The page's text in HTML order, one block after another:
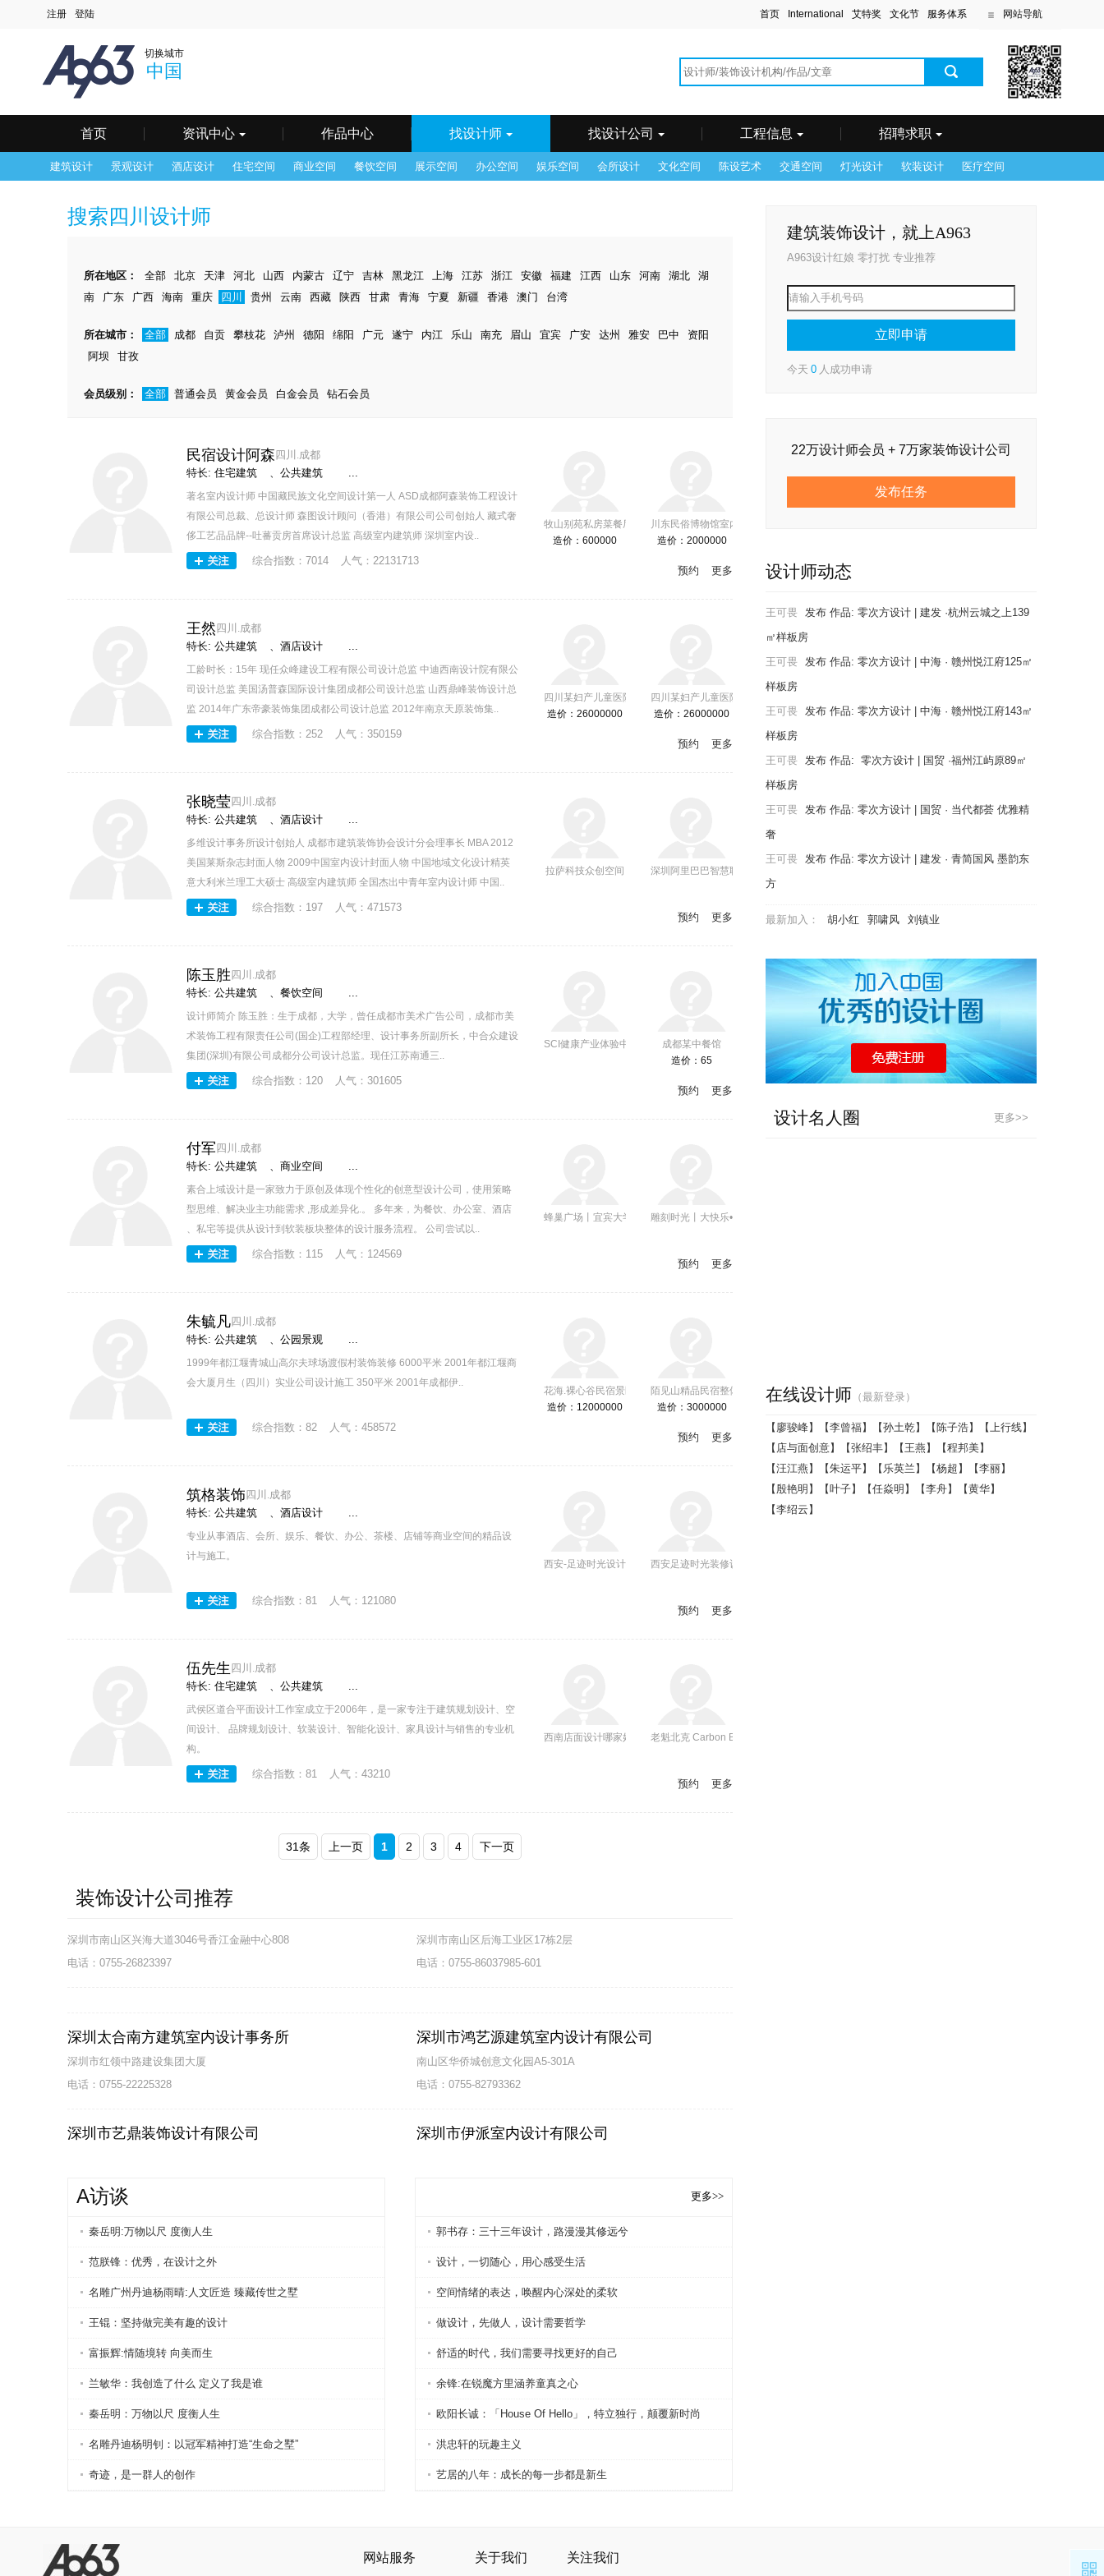
首页 International 艾特奖 文化节 服务体系 网站导航
切换城市
哈尔滨
南昌
银川
郑州 重庆
中国
首页 资讯中心 作品中心 找设计师 找设计公司 工程信息 招聘求职
建筑设计 景观设计 酒店设计 住宅空间 商业空间 餐饮空间 展示空间 办公空间 娱乐空间 会所设计 文化空间 陈设艺术 交通空间 灯光设计 软装设计 医疗空间
搜索四川设计师
所在地区： 全部 北京 天津 河北 山西 内蒙古 辽宁 吉林 黑龙江 上海 江苏 浙江 安徽 福建 江西 山东 河南 湖北
湖
南
广东 广西 海南 重庆 四川 贵州 云南 西藏 陕西 甘肃 青海 宁夏 新疆 香港 澳门 台湾
所在城市： 全部 成都 自贡 攀枝花 泸州 德阳 绵阳 广元 遂宁 内江 乐山 南充 眉山 宜宾 广安 达州 雅安 巴中
资阳
阿坝
甘孜
会员级别： 全部 普通会员 黄金会员 白金会员 钻石会员
四川.成都
民宿设计阿森
特长: 住宅建筑 、 公共建筑 ...
著名室内设计师 中国藏民族文化空间设计第一人 ASD成都阿森装饰工程设计
有限公司总裁、总设计师 森图设计顾问（香港）有限公司公司创始人 藏式奢
侈工艺品品牌--吐蕃贡房首席设计总监 高级室内建筑师 深圳室内设..
综合指数： 7014 人气： 22131713
牧山别苑私房菜餐厅
造价：600000
川东民俗博物馆室内展陈设计
造价：2000000
预约 更多
四川.成都
王然
特长: 公共建筑 、 酒店设计 ...
工龄时长：15年 现任众峰建设工程有限公司设计总监 中迪西南设计院有限公
司设计总监 美国汤普森国际设计集团成都公司设计总监 山西鼎峰装饰设计总
监 2014年广东帝豪装饰集团成都公司设计总监 2012年南京天原装饰集..
综合指数： 252 人气： 350159
四川某妇产儿童医院
造价：26000000
四川某妇产儿童医院
造价：26000000
预约 更多
四川.成都
张晓莹
特长: 公共建筑 、 酒店设计 ...
多维设计事务所设计创始人 成都市建筑装饰协会设计分会理事长 MBA 2012
美国莱斯杂志封面人物 2009中国室内设计封面人物 中国地域文化设计精英
意大利米兰理工大硕士 高级室内建筑师 全国杰出中青年室内设计师 中国..
综合指数： 197 人气： 471573
拉萨科技众创空间 深圳阿里巴巴智慧联合办公空间
预约 更多
四川.成都
陈玉胜
特长: 公共建筑 、 餐饮空间 ...
设计师简介 陈玉胜：生于成都，大学，曾任成都市美术广告公司，成都市美
术装饰工程有限责任公司(国企)工程部经理、设计事务所副所长，中合众建设
集团(深圳)有限公司成都分公司设计总监。现任江苏南通三..
综合指数： 120 人气： 301605
SCI健康产业体验中心外观方案成都某中餐馆
造价：65
预约 更多
四川.成都
付军
特长: 公共建筑 、 商业空间 ...
素合上域设计是一家致力于原创及体现个性化的创意型设计公司，使用策略
型思维、解决业主功能需求 ,形成差异化.。 多年来，为餐饮、办公室、酒店
、私宅等提供从设计到软装板块整体的设计服务流程。 公司尝试以..
综合指数： 115 人气： 124569
蜂巢广场丨宜宾大学城配套服务项目概念方案
雕刻时光丨大快乐•新概念餐厅
预约 更多
四川.成都
朱毓凡
特长: 公共建筑 、 公园景观 ...
1999年都江堰青城山高尔夫球场渡假村装饰装修 6000平米 2001年都江堰商
会大厦月生（四川）实业公司设计施工 350平米 2001年成都伊..
综合指数： 82 人气： 458572
花海.裸心谷民宿景区规划设计
造价：12000000
陌见山精品民宿整体规划设计
造价：3000000
预约 更多
四川.成都
筑格装饰
特长: 公共建筑 、 酒店设计 ...
专业从事酒店、会所、娱乐、餐饮、办公、茶楼、店铺等商业空间的精品设
计与施工。
综合指数： 81 人气： 121080
西安-足迹时光设计案例 西安足迹时光装修设计
预约 更多
四川.成都
伍先生
特长: 住宅建筑 、 公共建筑 ...
武侯区道合平面设计工作室成立于2006年，是一家专注于建筑规划设计、空
间设计、 品牌规划设计、软装设计、智能化设计、家具设计与销售的专业机
构。
综合指数： 81 人气： 43210
西南店面设计哪家好？ 老魁北克 Carbon Bar 酒吧设计赏析
预约 更多
31条 上一页 1 2 3 4 下一页
装饰设计公司推荐
深圳市南山区兴海大道3046号香江金融中心808
A访谈
秦岳明:万物以尺 度衡人生
范朕锋：优秀，在设计之外
名雕广州丹迪杨雨晴:人文匠造 臻藏传世之墅
王锟：坚持做完美有趣的设计
富振辉:情随境转 向美而生
兰敏华：我创造了什么 定义了我是谁
秦岳明：万物以尺 度衡人生
名雕丹迪杨明钊：以冠军精神打造“生命之墅”
奇迹，是一群人的创作
更多>>
郭书存：三十三年设计，路漫漫其修远兮
设计，一切随心，用心感受生活
空间情绪的表达，唤醒内心深处的柔软
做设计，先做人，设计需要哲学
舒适的时代，我们需要寻找更好的自己
余锋:在锐魔方里涵养童真之心
欧阳长诚：「House Of Hello」，特立独行，颠覆新时尚
洪忠轩的玩趣主义
艺居的八年：成长的每一步都是新生
建筑装饰设计，就上A963
A963设计红娘 零打扰 专业推荐
今天 0 人成功申请
22万设计师会员 + 7万家装饰设计公司
发布任务
设计师动态
王可畏 发布 作品: 零次方设计 | 建发 ·杭州云城之上139
㎡样板房
王可畏 发布 作品: 零次方设计 | 中海 · 赣州悦江府125㎡
样板房
王可畏 发布 作品: 零次方设计 | 中海 · 赣州悦江府143㎡
样板房
王可畏 发布 作品: 零次方设计 | 国贸 ·福州江屿原89㎡
样板房
王可畏 发布 作品: 零次方设计 | 国贸 · 当代都荟 优雅精
奢
王可畏 发布 作品: 零次方设计 | 建发 · 青简国风 墨韵东
方
最新加入： 胡小红 郭啸风 刘镇业
设计名人圈 更多>>
在线设计师 （最新登录）
【廖骏峰】 【李曾福】 【孙土乾】 【陈子浩】
【上行线】
【店与面创意】
【张绍丰】 【王燕】
【程邦美】
【汪江燕】
【朱运平】 【乐英兰】 【杨超】
【李丽】
【殷艳明】
【叶子】 【任焱明】 【李舟】
【黄华】
【李绍云】
网站服务 关于我们 关注我们